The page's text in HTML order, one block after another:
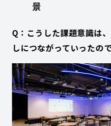
景
Q：こうした課題意識は
しにつながっていったの